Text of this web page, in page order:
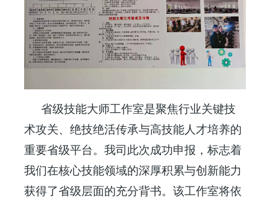
省级技能大师工作室是聚焦行业关键技
术攻关、绝技绝活传承与高技能人才培养的
重要省级平台。我司此次成功申报，标志着
我们在核心技能领域的深厚积累与创新能力
获得了省级层面的充分背书。该工作室将依